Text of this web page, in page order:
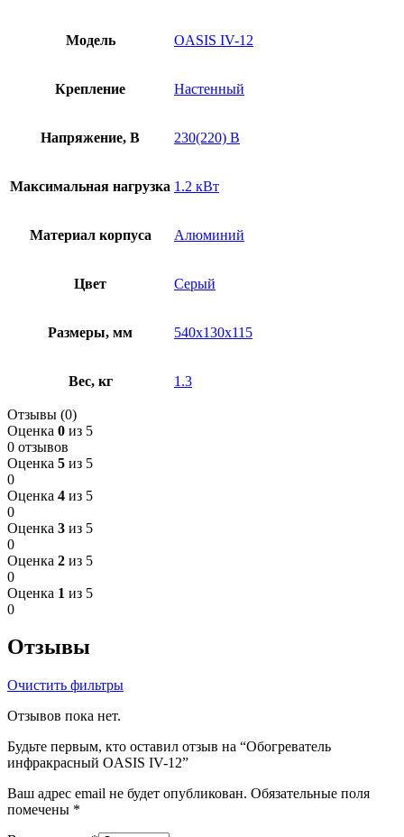
Модель OASIS IV-12
Крепление Настенный
Напряжение, В 230(220) В
Максимальная нагрузка 1.2 кВт
Материал корпуса Алюминий
Цвет Серый
Размеры, мм 540х130х115
Вес, кг 1.3
Отзывы (0)
Оценка 0 из 5
0 отзывов
Оценка 5 из 5
0
Оценка 4 из 5
0
Оценка 3 из 5
0
Оценка 2 из 5
0
Оценка 1 из 5
0
Отзывы
Очистить фильтры
Отзывов пока нет.
Будьте первым, кто оставил отзыв на “Обогреватель
инфракрасный ОASIS IV-12”
Ваш адрес email не будет опубликован. Обязательные поля
помечены *